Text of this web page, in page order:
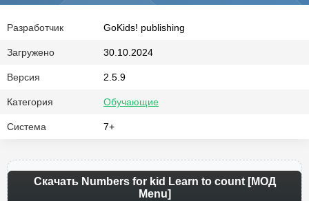
Разработчик GoKids! publishing
Загружено 30.10.2024
Версия 2.5.9
Категория Обучающие
Система 7+
Скачать Numbers for kid Learn to count [МОД
Menu]